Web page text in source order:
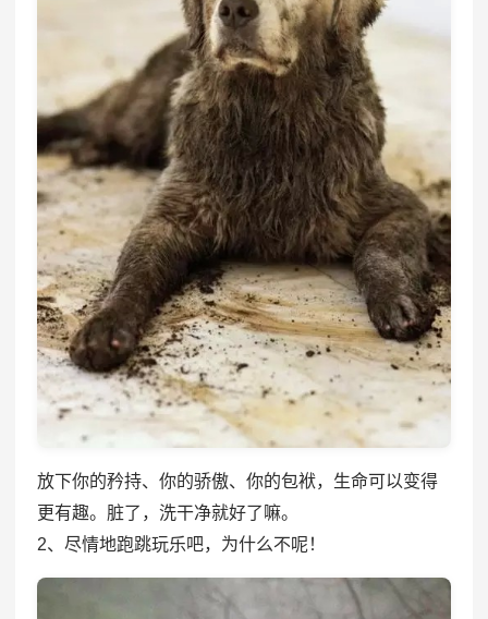
放下你的矜持、你的骄傲、你的包袱，生命可以变得
更有趣。脏了，洗干净就好了嘛。
2、尽情地跑跳玩乐吧，为什么不呢！